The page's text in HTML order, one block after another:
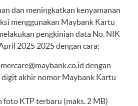
dan meningkatkan kenyamanan
menggunakan Maybank Kartu
pengkinian data No. NIK
2025 2025 dengan cara:
dengan
digit akhir nomor Maybank Kartu
foto KTP terbaru (maks. 2 MB)